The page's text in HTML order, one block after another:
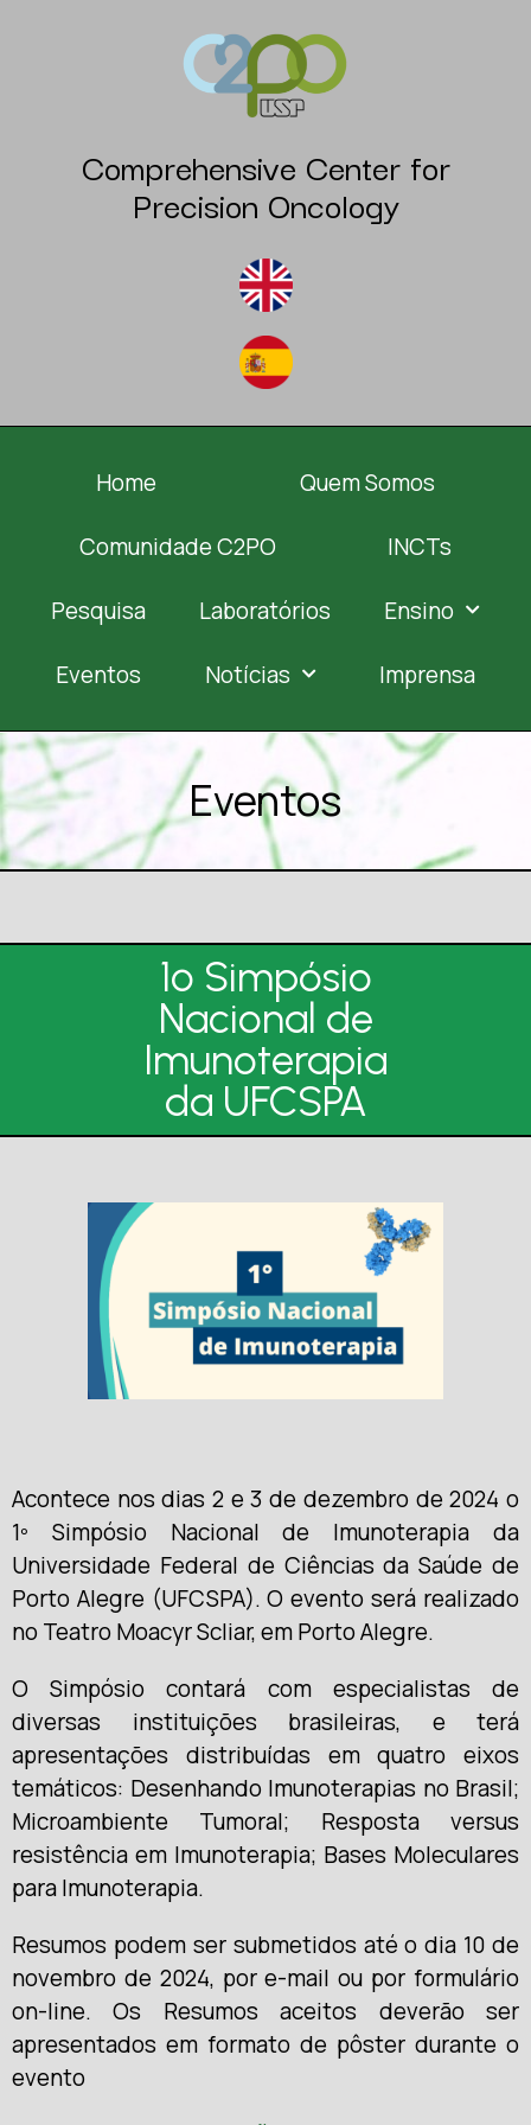
Comprehensive Center for
Precision Oncology
Home Quem Somos
Comunidade C2PO INCTs
Pesquisa Laboratórios Ensino
Eventos Notícias Imprensa
Eventos
1º Simpósio
Nacional de
Imunoterapia
da UFCSPA
Acontece nos dias 2 e 3 de dezembro de 2024 o
1º Simpósio Nacional de Imunoterapia da
Universidade Federal de Ciências da Saúde de
Porto Alegre (UFCSPA). O evento será realizado
no Teatro Moacyr Scliar, em Porto Alegre.
O Simpósio contará com especialistas de
diversas instituições brasileiras, e terá
apresentações distribuídas em quatro eixos
temáticos: Desenhando Imunoterapias no Brasil;
Microambiente Tumoral; Resposta versus
resistência em Imunoterapia; Bases Moleculares
para Imunoterapia.
Resumos podem ser submetidos até o dia 10 de
novembro de 2024, por e-mail ou por formulário
on-line. Os Resumos aceitos deverão ser
apresentados em formato de pôster durante o
evento